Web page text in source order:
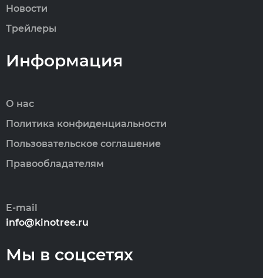
Новости
Трейлеры
Информация
О нас
Политика конфиденциальности
Пользовательское соглашение
Правообладателям
E-mail
info@kinotree.ru
Мы в соцсетях